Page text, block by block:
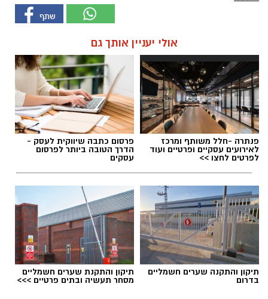
אולי יעניין אותך גם
פנתרה -חלל משותף ומרכז
לאירועים עסקיים ופרטיים ועוד
לפרטים לחצו >>
פרסום כתבה שיווקית לעסק -
הדרך הטובה ביותר לפרסום
עסקים
תיקון והתקנה שערים חשמליים
בדרום
תיקון והתקנת שערים חשמליים
מסחר תעשיה ובתים פרטיים >>>